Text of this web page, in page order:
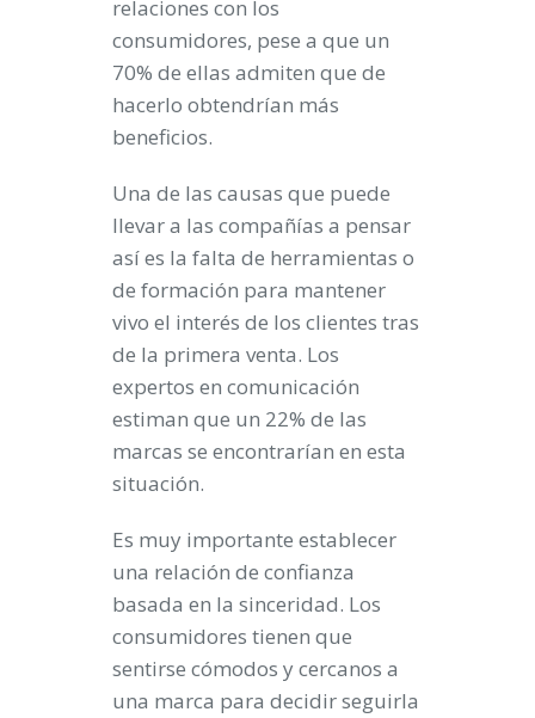
relaciones con los
consumidores, pese a que un
70% de ellas admiten que de
hacerlo obtendrían más
beneficios.
Una de las causas que puede
llevar a las compañías a pensar
así es la falta de herramientas o
de formación para mantener
vivo el interés de los clientes tras
de la primera venta. Los
expertos en comunicación
estiman que un 22% de las
marcas se encontrarían en esta
situación.
Es muy importante establecer
una relación de confianza
basada en la sinceridad. Los
consumidores tienen que
sentirse cómodos y cercanos a
una marca para decidir seguirla